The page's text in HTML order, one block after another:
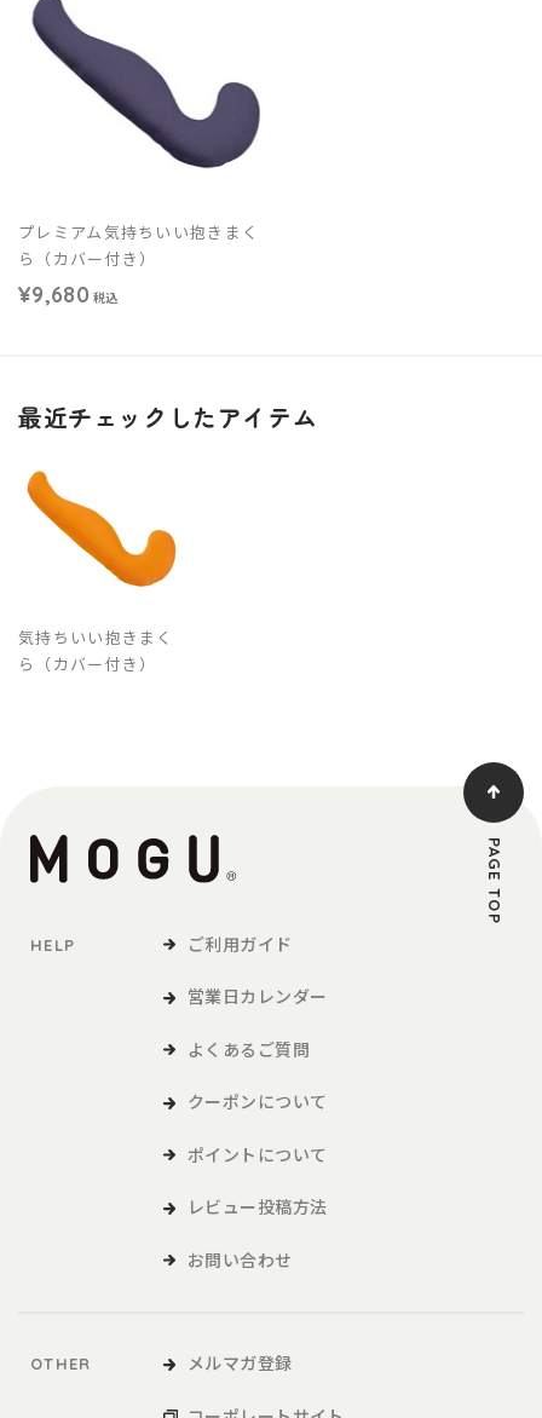
プレミアム気持ちいい抱きまく
ら（カバー付き）
¥9,680 税込
最近チェックしたアイテム
気持ちいい抱きまく
ら（カバー付き）
HELP ご利用ガイド
営業日カレンダー
よくあるご質問
クーポンについて
ポイントについて
レビュー投稿方法
お問い合わせ
OTHER メルマガ登録
PAGE TOP